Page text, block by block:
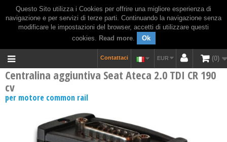
Questo Sito utilizza i Cookies per offrire una migliore esperienza di
navigazione e per servizi di terze parti. Continuando la navigazione senza
modificare le impostazioni del browser, accetti di utilizzare questi
cookies. Read more. Ok
0
EUR
Contattaci
Centralina aggiuntiva Seat Ateca 2.0 TDI CR 190
cv
per motore common rail